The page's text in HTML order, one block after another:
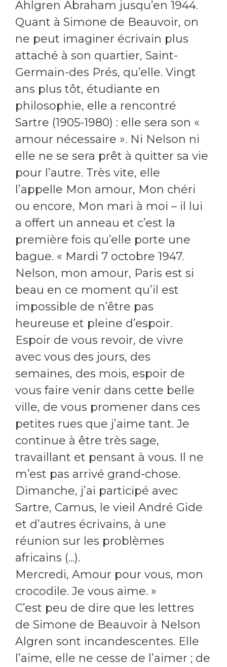
Ahlgren Abraham jusqu’en 1944.
Quant à Simone de Beauvoir, on
ne peut imaginer écrivain plus
attaché à son quartier, Saint-
Germain-des Prés, qu’elle. Vingt
ans plus tôt, étudiante en
philosophie, elle a rencontré
Sartre (1905-1980) : elle sera son «
amour nécessaire ». Ni Nelson ni
elle ne se sera prêt à quitter sa vie
pour l’autre. Très vite, elle
l’appelle Mon amour, Mon chéri
ou encore, Mon mari à moi – il lui
a offert un anneau et c’est la
première fois qu’elle porte une
bague. « Mardi 7 octobre 1947.
Nelson, mon amour, Paris est si
beau en ce moment qu’il est
impossible de n’être pas
heureuse et pleine d’espoir.
Espoir de vous revoir, de vivre
avec vous des jours, des
semaines, des mois, espoir de
vous faire venir dans cette belle
ville, de vous promener dans ces
petites rues que j’aime tant. Je
continue à être très sage,
travaillant et pensant à vous. Il ne
m’est pas arrivé grand-chose.
Dimanche, j’ai participé avec
Sartre, Camus, le vieil André Gide
et d’autres écrivains, à une
réunion sur les problèmes
africains (...).
Mercredi, Amour pour vous, mon
crocodile. Je vous aime. »
C’est peu de dire que les lettres
de Simone de Beauvoir à Nelson
Algren sont incandescentes. Elle
l’aime, elle ne cesse de l’aimer ; de